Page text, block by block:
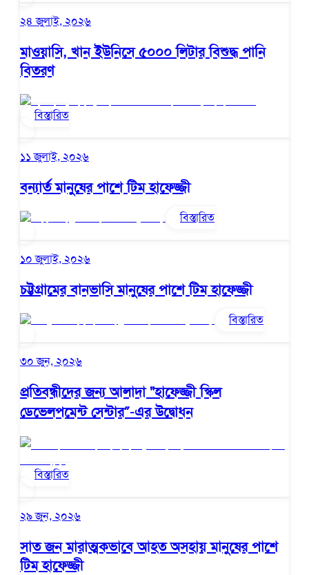
২৪ জুলাই, ২০২৬
মাওয়াসি, খান ইউনিসে ৫০০০ লিটার বিশুদ্ধ পানি
বিতরণ
বিস্তারিত
১১ জুলাই, ২০২৬
বন্যার্ত মানুষের পাশে টিম হাফেজ্জী
বিস্তারিত
১০ জুলাই, ২০২৬
চট্টগ্রামের বানভাসি মানুষের পাশে টিম হাফেজ্জী
বিস্তারিত
৩০ জুন, ২০২৬
প্রতিবন্ধীদের জন্য আলাদা "হাফেজ্জী স্কিল
ডেভেলপমেন্ট সেন্টার”-এর উদ্বোধন
বিস্তারিত
২৯ জুন, ২০২৬
সাত জন মারাত্মকভাবে আহত অসহায় মানুষের পাশে
টিম হাফেজ্জী